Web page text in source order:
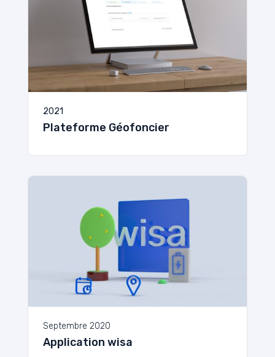
2021
Plateforme Géofoncier
Septembre 2020
Application wisa